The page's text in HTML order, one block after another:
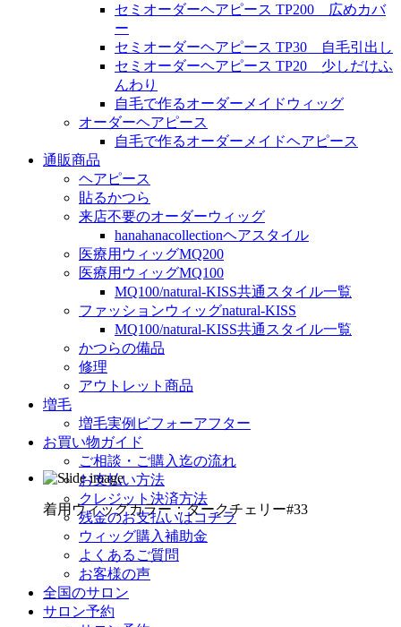
着用ウィッグカラー：ダークチェリー#33
セミオーダーヘアピース TP200 広めカバ
ー
セミオーダーヘアピース TP30 自毛引出し
セミオーダーヘアピース TP20 少しだけふ
んわり
自毛で作るオーダーメイドウィッグ
オーダーヘアピース
自毛で作るオーダーメイドヘアピース
通販商品
ヘアピース
貼るかつら
来店不要のオーダーウィッグ
hanahanacollectionヘアスタイル
医療用ウィッグMQ200
医療用ウィッグMQ100
MQ100/natural-KISS共通スタイル一覧
ファッションウィッグnatural-KISS
MQ100/natural-KISS共通スタイル一覧
かつらの備品
修理
アウトレット商品
増毛
増毛実例ビフォーアフター
お買い物ガイド
ご相談・ご購入迄の流れ
お支払い方法
クレジット決済方法
残金のお支払いはコチラ
ウィッグ購入補助金
よくあるご質問
お客様の声
全国のサロン
サロン予約